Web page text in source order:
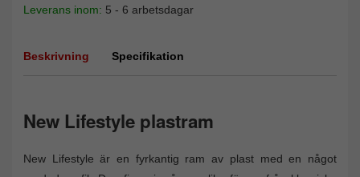
Leverans inom: 5 - 6 arbetsdagar
Beskrivning Specifikation
New Lifestyle plastram
New Lifestyle är en fyrkantig ram av plast med en något